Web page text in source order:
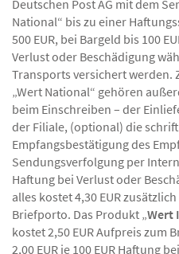
Deutschen Post AG mit dem
National“ bis zu einer
500 EUR, bei Bargeld bis 100
Verlust oder Beschädigung
Transports versichert werden.
„Wert National“ gehören
beim Einschreiben – der
der Filiale, (optional) die
Empfangsbestätigung des
Sendungsverfolgung per
Haftung bei Verlust oder
alles kostet 4,30 EUR
Briefporto. Das Produkt „Wert
kostet 2,50 EUR Aufpreis zum
2,00 EUR je 100 EUR Haftung